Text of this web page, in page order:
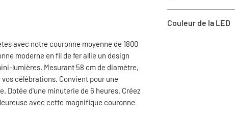
avec notre couronne moyenne de 1800
moderne en fil de fer allie un design
lumières. Mesurant 58 cm de diamètre,
célébrations. Convient pour une
Dotée d'une minuterie de 6 heures. Créez
avec cette magnifique couronne
Couleur de la LED